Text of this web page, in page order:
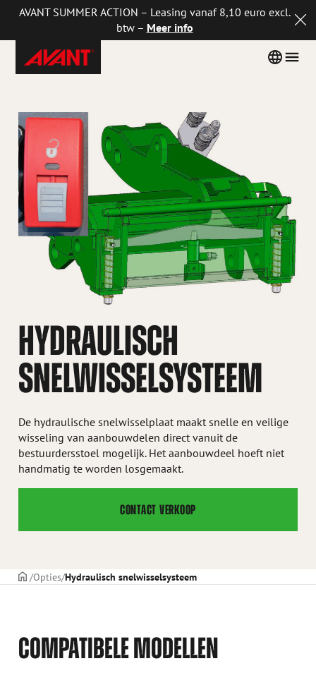
content
AVANT SUMMER ACTION – Leasing vanaf 8,10 euro excl.
btw – Meer info
Avant
Tecno
Netherlands
Country
HYDRAULISCH
SNELWISSELSYSTEEM
De hydraulische snelwisselplaat maakt snelle en veilige
wisseling van aanbouwdelen direct vanuit de
bestuurdersstoel mogelijk. Het aanbouwdeel hoeft niet
handmatig te worden losgemaakt.
CONTACT VERKOOP
VOORPAGINA
Opties Hydraulisch snelwisselsysteem
COMPATIBELE MODELLEN